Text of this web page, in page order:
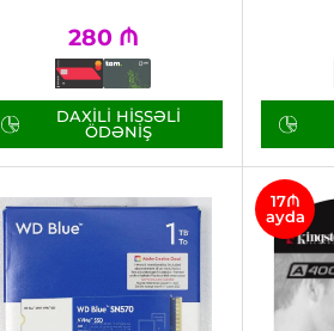
280 ₼
DAXILI HISSƏLI
ÖDƏNIŞ
17₼
ayda